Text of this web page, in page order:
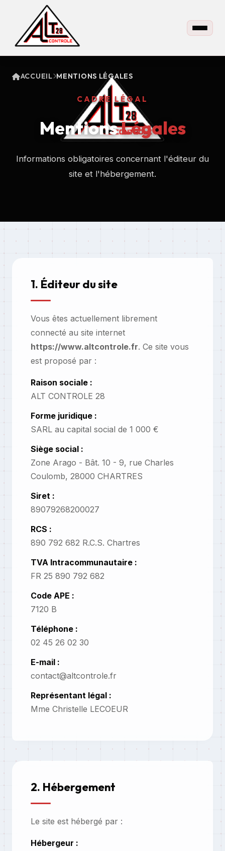
ACCUEIL MENTIONS LÉGALES
CADRE LÉGAL
MentionsLégales
Informations obligatoires concernant l'éditeur du
site et l'hébergement.
1. Éditeur du site
Vous êtes actuellement librement
connecté au site internet
https://www.altcontrole.fr. Ce site vous
est proposé par :
Raison sociale :
ALT CONTROLE 28
Forme juridique :
SARL au capital social de 1 000 €
Siège social :
Zone Arago - Bât. 10 - 9, rue Charles
Coulomb, 28000 CHARTRES
Siret :
89079268200027
RCS :
890 792 682 R.C.S. Chartres
TVA Intracommunautaire :
FR 25 890 792 682
Code APE :
7120 B
Téléphone :
02 45 26 02 30
E-mail :
contact@altcontrole.fr
Représentant légal :
Mme Christelle LECOEUR
2. Hébergement
Le site est hébergé par :
Hébergeur :